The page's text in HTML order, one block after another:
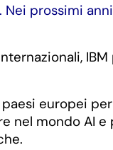
prossimi
europei
mondo AI